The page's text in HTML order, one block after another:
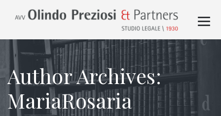
Author Archives:
MariaRosaria